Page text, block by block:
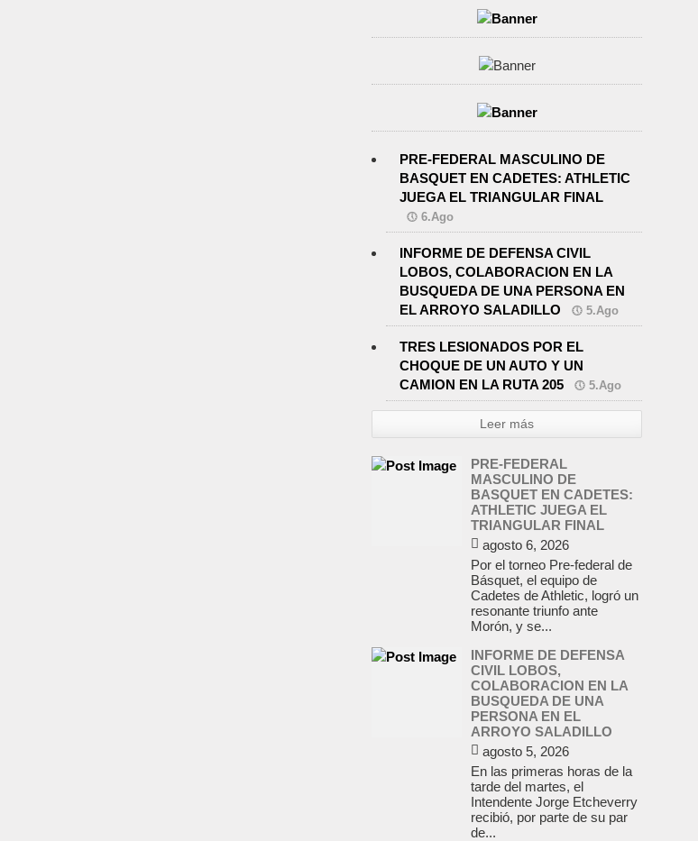
PRE-FEDERAL MASCULINO DE
BASQUET EN CADETES: ATHLETIC
JUEGA EL TRIANGULAR FINAL
6.Ago
INFORME DE DEFENSA CIVIL
LOBOS, COLABORACION EN LA
BUSQUEDA DE UNA PERSONA EN
EL ARROYO SALADILLO
5.Ago
TRES LESIONADOS POR EL
CHOQUE DE UN AUTO Y UN
CAMION EN LA RUTA 205
5.Ago
Leer más
PRE-FEDERAL
MASCULINO DE
BASQUET EN CADETES:
ATHLETIC JUEGA EL
TRIANGULAR FINAL
agosto 6, 2026
Por el torneo Pre-federal de
Básquet, el equipo de
Cadetes de Athletic, logró un
resonante triunfo ante
Morón, y se...
INFORME DE DEFENSA
CIVIL LOBOS,
COLABORACION EN LA
BUSQUEDA DE UNA
PERSONA EN EL
ARROYO SALADILLO
agosto 5, 2026
En las primeras horas de la
tarde del martes, el
Intendente Jorge Etcheverry
recibió, por parte de su par
de...